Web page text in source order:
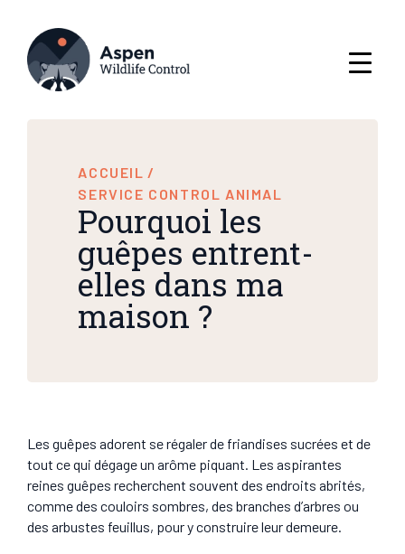
ACCUEIL
/
SERVICE CONTROL ANIMAL
Pourquoi les
guêpes entrent-
elles dans ma
maison ?
Les guêpes adorent se régaler de friandises sucrées et de
tout ce qui dégage un arôme piquant. Les aspirantes
reines guêpes recherchent souvent des endroits abrités,
comme des couloirs sombres, des branches d’arbres ou
des arbustes feuillus, pour y construire leur demeure.